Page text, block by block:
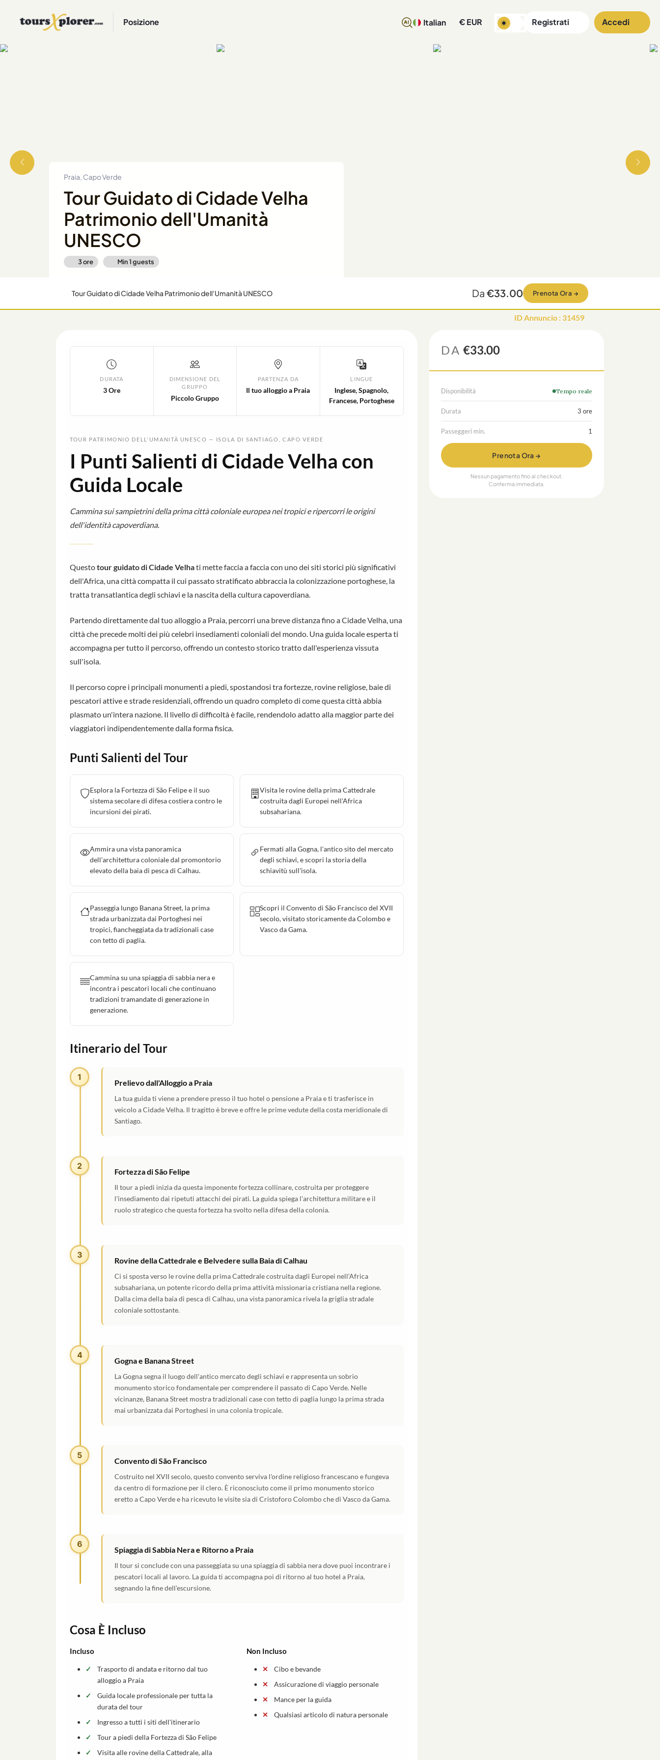
Posizione Italian € EUR Registrati Accedi
Praia, Capo Verde
Tour Guidato di Cidade Velha
Patrimonio dell'Umanità
UNESCO
3 ore Min1guests
Tour Guidato di Cidade Velha Patrimonio dell'Umanità UNESCO Da €33.00 Prenota Ora →
ID Annuncio : 31459
DURATA
3 Ore
DIMENSIONE DEL
GRUPPO
Piccolo Gruppo
PARTENZA DA
Il tuo alloggio a Praia
LINGUE
Inglese, Spagnolo,
Francese, Portoghese
TOUR PATRIMONIO DELL'UMANITÀ UNESCO — ISOLA DI SANTIAGO, CAPO VERDE
I Punti Salienti di Cidade Velha con
Guida Locale
Cammina sui sampietrini della prima città coloniale europea nei tropici e ripercorri le origini
dell'identità capoverdiana.
Questotour guidato di Cidade Velhati mette faccia a faccia con uno dei siti storici più significativi
dell'Africa, una città compatta il cui passato stratificato abbraccia la colonizzazione portoghese, la
tratta transatlantica degli schiavi e la nascita della cultura capoverdiana.
Partendo direttamente dal tuo alloggio a Praia, percorri una breve distanza fino a Cidade Velha, una
città che precede molti dei più celebri insediamenti coloniali del mondo. Una guida locale esperta ti
accompagna per tutto il percorso, offrendo un contesto storico tratto dall'esperienza vissuta
sull'isola.
Il percorso copre i principali monumenti a piedi, spostandosi tra fortezze, rovine religiose, baie di
pescatori attive e strade residenziali, offrendo un quadro completo di come questa città abbia
plasmato un'intera nazione. Il livello di difficoltà è facile, rendendolo adatto alla maggior parte dei
viaggiatori indipendentemente dalla forma fisica.
Punti Salienti del Tour
Esplora la Fortezza di São Felipe e il suo
sistema secolare di difesa costiera contro le
incursioni dei pirati.
Visita le rovine della prima Cattedrale
costruita dagli Europei nell'Africa
subsahariana.
Ammira una vista panoramica
dell'architettura coloniale dal promontorio
elevato della baia di pesca di Calhau.
Fermati alla Gogna, l'antico sito del mercato
degli schiavi, e scopri la storia della
schiavitù sull'isola.
Passeggia lungo Banana Street, la prima
strada urbanizzata dai Portoghesi nei
tropici, fiancheggiata da tradizionali case
con tetto di paglia.
Scopri il Convento di São Francisco del XVII
secolo, visitato storicamente da Colombo e
Vasco da Gama.
Cammina su una spiaggia di sabbia nera e
incontra i pescatori locali che continuano
tradizioni tramandate di generazione in
generazione.
Itinerario del Tour
1
Prelievo dall'Alloggio a Praia
La tua guida ti viene a prendere presso il tuo hotel o pensione a Praia e ti trasferisce in
veicolo a Cidade Velha. Il tragitto è breve e offre le prime vedute della costa meridionale di
Santiago.
2
Fortezza di São Felipe
Il tour a piedi inizia da questa imponente fortezza collinare, costruita per proteggere
l'insediamento dai ripetuti attacchi dei pirati. La guida spiega l'architettura militare e il
ruolo strategico che questa fortezza ha svolto nella difesa della colonia.
3
Rovine della Cattedrale e Belvedere sulla Baia di Calhau
Ci si sposta verso le rovine della prima Cattedrale costruita dagli Europei nell'Africa
subsahariana, un potente ricordo della prima attività missionaria cristiana nella regione.
Dalla cima della baia di pesca di Calhau, una vista panoramica rivela la griglia stradale
coloniale sottostante.
4
Gogna e Banana Street
La Gogna segna il luogo dell'antico mercato degli schiavi e rappresenta un sobrio
monumento storico fondamentale per comprendere il passato di Capo Verde. Nelle
vicinanze, Banana Street mostra tradizionali case con tetto di paglia lungo la prima strada
mai urbanizzata dai Portoghesi in una colonia tropicale.
5
Convento di São Francisco
Costruito nel XVII secolo, questo convento serviva l'ordine religioso francescano e fungeva
da centro di formazione per il clero. È riconosciuto come il primo monumento storico
eretto a Capo Verde e ha ricevuto le visite sia di Cristoforo Colombo che di Vasco da Gama.
6
Spiaggia di Sabbia Nera e Ritorno a Praia
Il tour si conclude con una passeggiata su una spiaggia di sabbia nera dove puoi incontrare i
pescatori locali al lavoro. La guida ti accompagna poi di ritorno al tuo hotel a Praia,
segnando la fine dell'escursione.
Cosa È Incluso
Incluso
Trasporto di andata e ritorno dal tuo
alloggio a Praia
Guida locale professionale per tutta la
durata del tour
Ingresso a tutti i siti dell'itinerario
Tour a piedi della Fortezza di São Felipe
Visita alle rovine della Cattedrale, alla
Non Incluso
Cibo e bevande
Assicurazione di viaggio personale
Mance per la guida
Qualsiasi articolo di natura personale
DA €33.00
Disponibilità Tempo reale
Durata 3 ore
Passeggeri min. 1
Prenota Ora →
Nessun pagamento fino al checkout.
Conferma immediata.